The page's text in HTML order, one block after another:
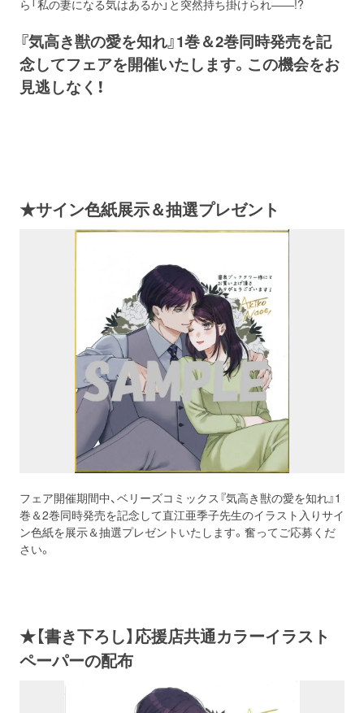
ら「私の妻になる気はあるか」と突然持ち掛けられ――!?
『気高き獣の愛を知れ』1巻＆2巻同時発売を記
念してフェアを開催いたします。この機会をお
見逃しなく！
★サイン色紙展示＆抽選プレゼント
フェア開催期間中、ベリーズコミックス『気高き獣の愛を知れ』1
巻＆2巻同時発売を記念して直江亜季子先生のイラスト入りサイ
ン色紙を展示＆抽選プレゼントいたします。奮ってご応募くだ
さい。
★【書き下ろし】応援店共通カラーイラスト
ペーパーの配布